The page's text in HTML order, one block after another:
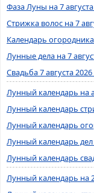
Фаза Луны на 7
Стрижка волос на 7
Календарь
Лунные дела на 7
Свадьба 7 августа
Лунный календарь на
Лунный календарь
Лунный календарь
Лунный календарь дел
Лунный календарь
Лунный календарь на